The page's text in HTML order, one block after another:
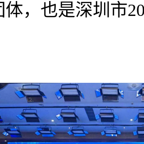
体，也是深圳市